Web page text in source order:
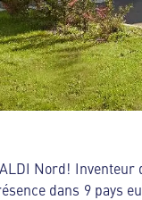
Nord!
dans 9 pays